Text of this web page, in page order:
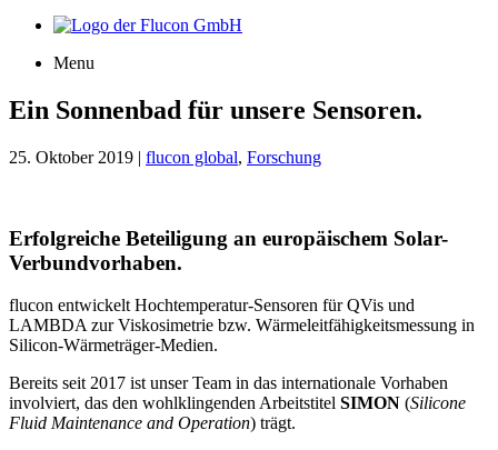
Menu
Ein Sonnenbad für unsere Sensoren.
25. Oktober 2019 | flucon global, Forschung
Erfolgreiche Beteiligung an europäischem Solar-
Verbundvorhaben.
flucon entwickelt Hochtemperatur-Sensoren für QVis und
LAMBDA zur Viskosimetrie bzw. Wärmeleitfähigkeitsmessung in
Silicon-Wärmeträger-Medien.
Bereits seit 2017 ist unser Team in das internationale Vorhaben
involviert, das den wohlklingenden Arbeitstitel SIMON (Silicone
Fluid Maintenance and Operation) trägt.